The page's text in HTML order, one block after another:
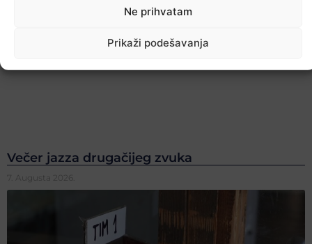
Ne prihvatam
Prikaži podešavanja
Večer jazza drugačijeg zvuka
7. Augusta 2026.